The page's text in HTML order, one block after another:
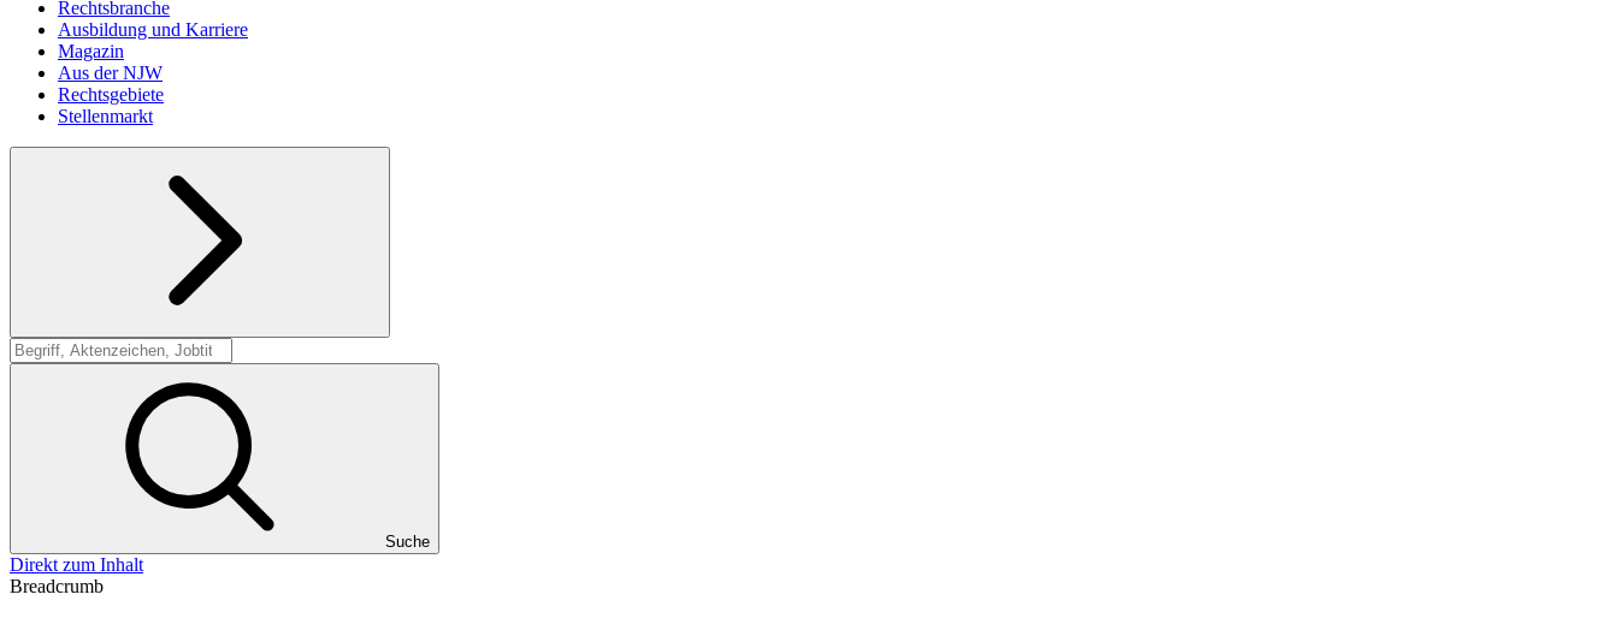
Rechtsbranche
Ausbildung und Karriere
Magazin
Aus der NJW
Rechtsgebiete
Stellenmarkt
Suche
Suche
Direkt zum Inhalt
Breadcrumb